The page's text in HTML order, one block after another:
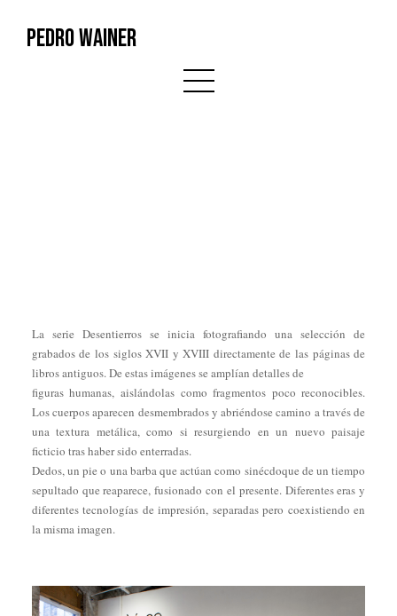
PEDRO WAINER
La serie Desentierros se inicia fotografiando una selección de
grabados de los siglos XVII y XVIII directamente de las páginas de
libros antiguos. De estas imágenes se amplían detalles de
figuras humanas, aislándolas como fragmentos poco reconocibles.
Los cuerpos aparecen desmembrados y abriéndose camino a través de
una textura metálica, como si resurgiendo en un nuevo paisaje
ficticio tras haber sido enterradas.
Dedos, un pie o una barba que actúan como sinécdoque de un tiempo
sepultado que reaparece, fusionado con el presente. Diferentes eras y
diferentes tecnologías de impresión, separadas pero coexistiendo en
la misma imagen.